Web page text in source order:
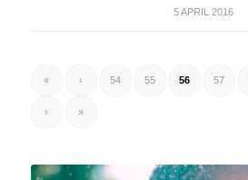
5 APRIL 2016
« ‹ 54 55 56 57
› »